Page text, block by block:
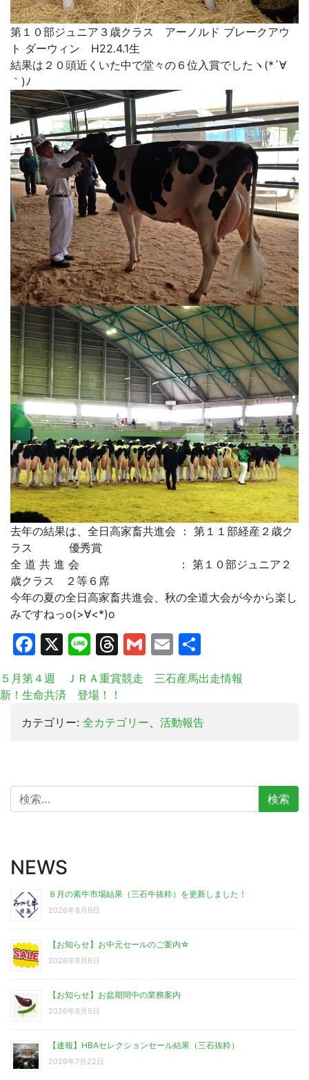
第１０部ジュニア３歳クラス アーノルド ブレークアウ
ト ダーウィン H22.4.1生
結果は２０頭近くいた中で堂々の６位入賞でしたヽ(*´∀
｀)ﾉ
去年の結果は、全日高家畜共進会 ： 第１１部経産２歳ク
ラス 優秀賞
全 道 共 進 会 ： 第１０部ジュニア２
歳クラス ２等６席
今年の夏の全日高家畜共進会、秋の全道大会が今から楽し
みですねっo(>∀<*)o
Facebook
X LineThreads
Gmail
Email
有
５月第４週 ＪＲＡ重賞競走 三石産馬出走情報
新！生命共済 登場！！
カテゴリー: 全カテゴリー 活動報告
検
索:
NEWS
８月の素牛市場結果（三石牛抜粋）を更新しました！
2026年8月6日
【お知らせ】お中元セールのご案内☆
2026年8月6日
【お知らせ】お盆期間中の業務案内
2026年8月5日
【速報】HBAセレクションセール結果（三石抜粋）
2026年7月22日